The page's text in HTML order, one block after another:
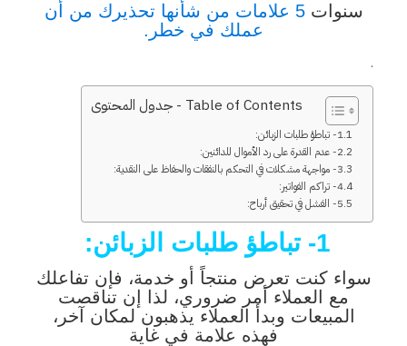
سنوات
5 علامات من شأنها تحذيرك من أن
عملك في خطر.
.
Table of Contents - جدول المحتوى
1- تباطؤ طلبات الزبائن:
2- عدم القدرة على رد الأموال للدائنين:
3- مواجهة مشكلات في التحكم بالنفقات والحفاظ على النقدية:
4- تراكم الفواتير:
5- الفشل في تحقيق أرباح:
1- تباطؤ طلبات الزبائن:
سواء كنت تعرض منتجاً أو خدمة، فإن تفاعلك
مع العملاء أمر ضروري، لذا إن تناقصت
المبيعات وبدأ العملاء يذهبون لمكان آخر،
فهذه علامة في غاية